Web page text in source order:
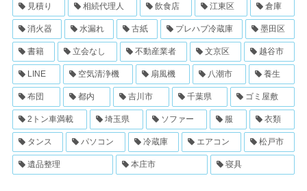
見積り 相続代理人 飲食店 江東区 倉庫
消火器 水漏れ 古紙 プレハブ冷蔵庫 墨田区
書籍 立会なし 不動産業者 文京区 越谷市
LINE 空気清浄機 扇風機 八潮市 養生
布団 都内 吉川市 千葉県 ゴミ屋敷
2トン車満載 埼玉県 ソファー 服 衣類
タンス パソコン 冷蔵庫 エアコン 松戸市
遺品整理 本庄市 寝具